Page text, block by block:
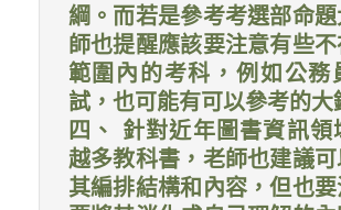
綱。而若是參考考選部命
師也提醒應該要注意有些
範圍內的考科，例如公務
試，也可能有可以參考的大
四、 針對近年圖書資訊領
越多教科書，老師也建議
其編排結構和內容，但也